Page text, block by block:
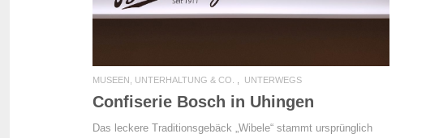
MUSEEN, UNTERHALTUNG & CO. UNTERWEGS
Confiserie Bosch in Uhingen
Das leckere Traditionsgebäck „Wibele“ stammt ursprünglich